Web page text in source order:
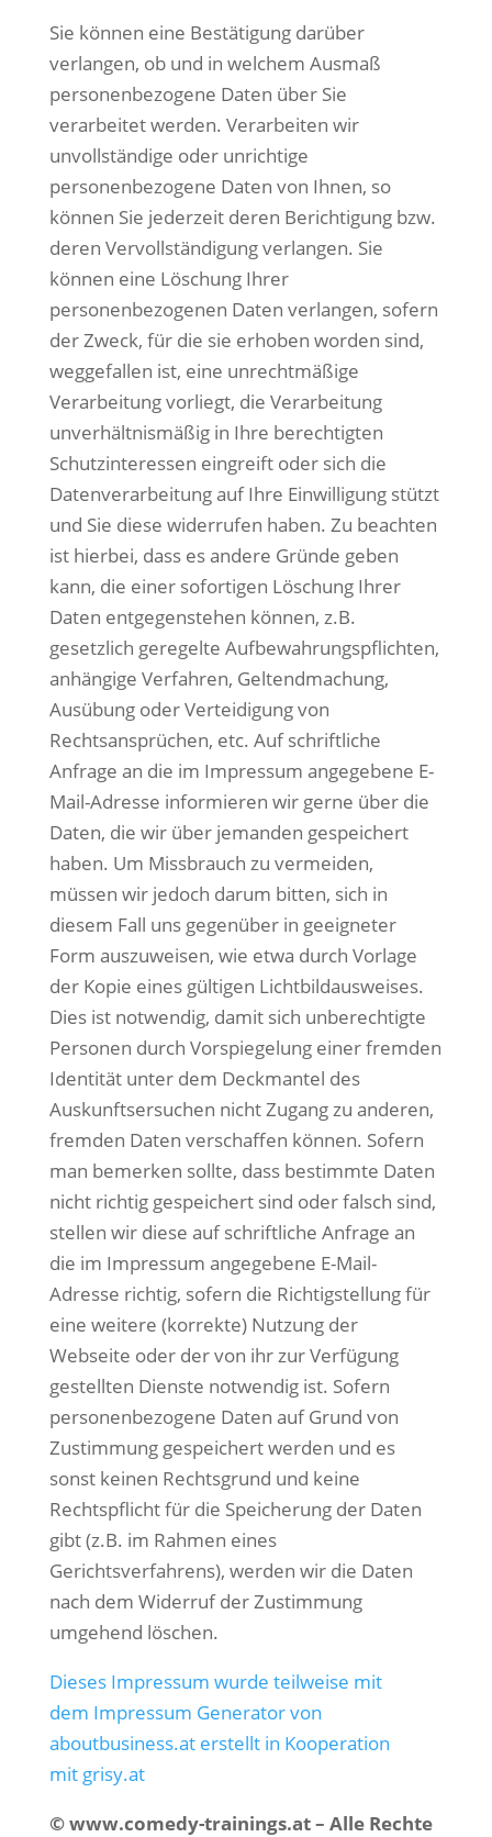
Sie können eine Bestätigung darüber
verlangen, ob und in welchem Ausmaß
personenbezogene Daten über Sie
verarbeitet werden. Verarbeiten wir
unvollständige oder unrichtige
personenbezogene Daten von Ihnen, so
können Sie jederzeit deren Berichtigung bzw.
deren Vervollständigung verlangen. Sie
können eine Löschung Ihrer
personenbezogenen Daten verlangen, sofern
der Zweck, für die sie erhoben worden sind,
weggefallen ist, eine unrechtmäßige
Verarbeitung vorliegt, die Verarbeitung
unverhältnismäßig in Ihre berechtigten
Schutzinteressen eingreift oder sich die
Datenverarbeitung auf Ihre Einwilligung stützt
und Sie diese widerrufen haben. Zu beachten
ist hierbei, dass es andere Gründe geben
kann, die einer sofortigen Löschung Ihrer
Daten entgegenstehen können, z.B.
gesetzlich geregelte Aufbewahrungspflichten,
anhängige Verfahren, Geltendmachung,
Ausübung oder Verteidigung von
Rechtsansprüchen, etc. Auf schriftliche
Anfrage an die im Impressum angegebene E-
Mail-Adresse informieren wir gerne über die
Daten, die wir über jemanden gespeichert
haben. Um Missbrauch zu vermeiden,
müssen wir jedoch darum bitten, sich in
diesem Fall uns gegenüber in geeigneter
Form auszuweisen, wie etwa durch Vorlage
der Kopie eines gültigen Lichtbildausweises.
Dies ist notwendig, damit sich unberechtigte
Personen durch Vorspiegelung einer fremden
Identität unter dem Deckmantel des
Auskunftsersuchen nicht Zugang zu anderen,
fremden Daten verschaffen können. Sofern
man bemerken sollte, dass bestimmte Daten
nicht richtig gespeichert sind oder falsch sind,
stellen wir diese auf schriftliche Anfrage an
die im Impressum angegebene E-Mail-
Adresse richtig, sofern die Richtigstellung für
eine weitere (korrekte) Nutzung der
Webseite oder der von ihr zur Verfügung
gestellten Dienste notwendig ist. Sofern
personenbezogene Daten auf Grund von
Zustimmung gespeichert werden und es
sonst keinen Rechtsgrund und keine
Rechtspflicht für die Speicherung der Daten
gibt (z.B. im Rahmen eines
Gerichtsverfahrens), werden wir die Daten
nach dem Widerruf der Zustimmung
umgehend löschen.
Dieses Impressum wurde teilweise mit
dem Impressum Generator von
aboutbusiness.at erstellt in Kooperation
mit grisy.at
© www.comedy-trainings.at – Alle Rechte